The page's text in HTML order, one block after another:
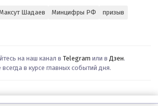
Шадаев Минцифры РФ призыв
на наш канал в Telegram или в Дзен.
всегда в курсе главных событий дня.